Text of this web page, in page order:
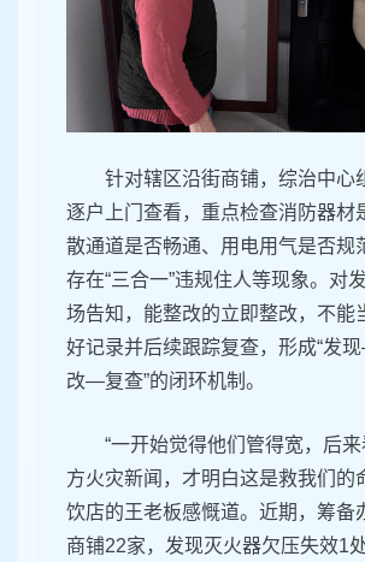
针对辖区沿街商铺，综治中心
逐户上门查看，重点检查消防器材
散通道是否畅通、用电用气是否规
存在“三合一”违规住人等现象。对
场告知，能整改的立即整改，不能
好记录并后续跟踪复查，形成“发
改—复查”的闭环机制。
“一开始觉得他们管得宽，后
方火灾新闻，才明白这是救我们的
饮店的王老板感慨道。近期，筹备
商铺22家，发现灭火器欠压失效1